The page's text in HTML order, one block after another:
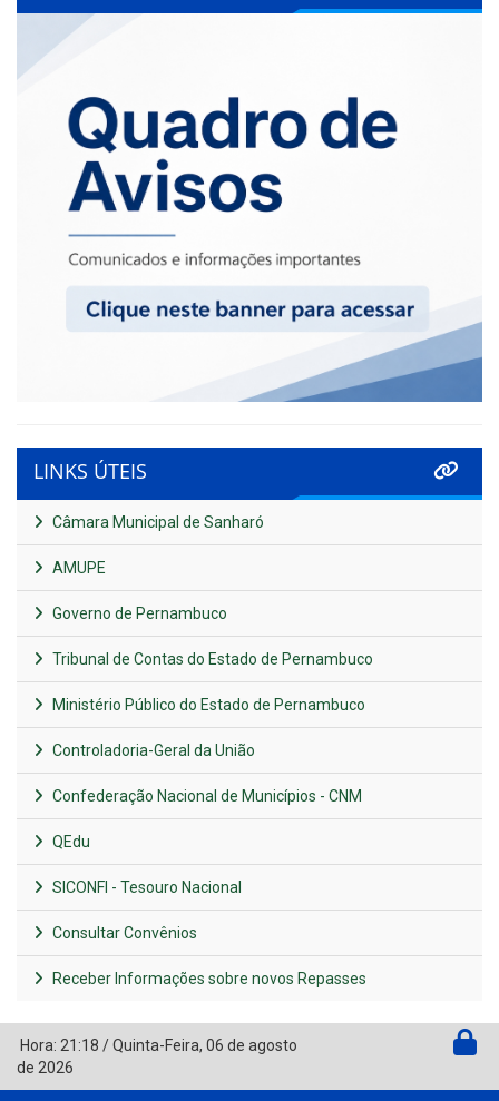
LINKS ÚTEIS
Câmara Municipal de Sanharó
AMUPE
Governo de Pernambuco
Tribunal de Contas do Estado de Pernambuco
Ministério Público do Estado de Pernambuco
Controladoria-Geral da União
Confederação Nacional de Municípios - CNM
QEdu
SICONFI - Tesouro Nacional
Consultar Convênios
Receber Informações sobre novos Repasses
Hora: 21:18 /Quinta-Feira, 06 de agosto
de 2026